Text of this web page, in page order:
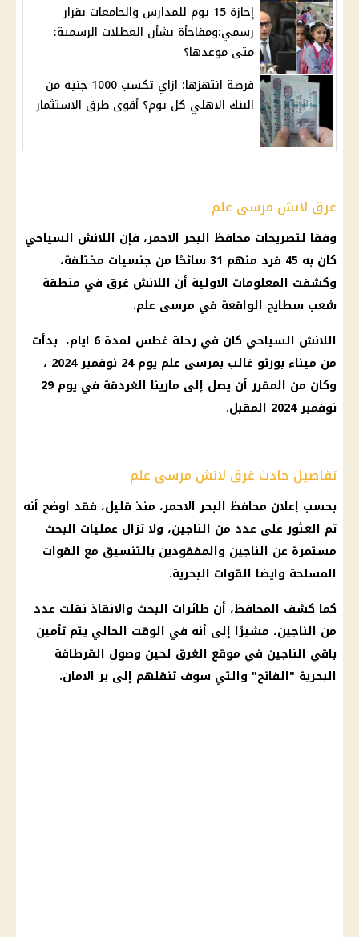
إجازة 15 يوم للمدارس والجامعات بقرار
رسمي:ومفاجأة بشأن العطلات الرسمية:
متى موعدها؟
فرصة انتهزها: ازاي تكسب 1000 جنيه من
البنك الاهلي كل يوم؟ أقوى طرق الاستثمار
غرق لانش مرسى علم
وفقا لتصريحات محافظ البحر الاحمر، فإن اللانش السياحي
كان به 45 فرد منهم 31 سائحًا من جنسيات مختلفة،
وكشفت المعلومات الاولية أن اللانش غرق في منطقة
شعب سطايح الواقعة في مرسى علم.
اللانش السياحي كان في رحلة غطس لمدة 6 ايام، بدأت
من ميناء بورتو غالب بمرسى علم يوم
24 نوفمبر 2024 ،
وكان من المقرر أن يصل إلى مارينا الغردقة في يوم 29
نوفمبر 2024 المقبل.
تفاصيل حادث غرق لانش مرسى علم
بحسب إعلان محافظ البحر الاحمر، منذ قليل، فقد اوضح أنه
تم العثور على عدد من الناجين، ولا تزال عمليات البحث
مستمرة عن الناجين والمفقودين بالتنسيق مع القوات
المسلحة وايضا القوات البحرية.
كما كشف المحافظ، أن طائرات البحث والانقاذ نقلت عدد
من الناجين، مشيرًا إلى أنه في الوقت الحالي يتم تأمين
باقي الناجين في موقع الغرق لحين وصول القرطافة
البحرية "الفاتح" والتي سوف تنقلهم إلى بر الامان.